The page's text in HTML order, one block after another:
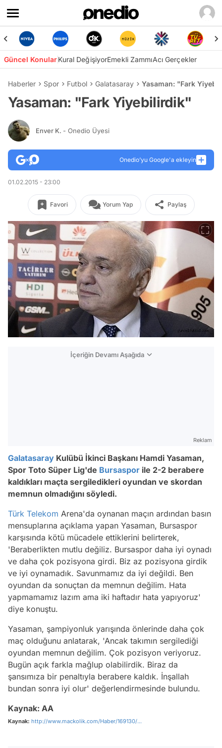
Güncel KonularKural DeğişiyorEmekli ZammıAcı Gerçekler
Haberler Spor Futbol Galatasaray Yasaman: "Fark
Yasaman: "Fark Yiyebilirdik"
Enver K. - Onedio Üyesi
Onedio’yu Google'a ekleyin
01.02.2015 - 23:00
Favori Yorum Yap Paylaş
İçeriğin Devamı Aşağıda
Reklam
Galatasaray Kulübü İkinci Başkanı Hamdi Yasaman,
Spor Toto Süper Lig'de Bursaspor ile 2-2 berabere
kaldıkları maçta sergiledikleri oyundan ve skordan
memnun olmadığını söyledi.
Türk Telekom Arena'da oynanan maçın ardından basın
mensuplarına açıklama yapan Yasaman, Bursaspor
karşısında kötü mücadele ettiklerini belirterek,
'Beraberlikten mutlu değiliz. Bursaspor daha iyi oynadı
ve daha çok pozisyona girdi. Biz az pozisyona girdik
ve iyi oynamadık. Savunmamız da iyi değildi. Ben
oyundan da sonuçtan da memnun değilim. Hata
yapmamamız lazım ama iki haftadır hata yapıyoruz'
diye konuştu.
Yasaman, şampiyonluk yarışında önlerinde daha çok
maç olduğunu anlatarak, 'Ancak takımın sergilediği
oyundan memnun değilim. Çok pozisyon veriyoruz.
Bugün açık farkla mağlup olabilirdik. Biraz da
şansımıza bir penaltıyla berabere kaldık. İnşallah
bundan sonra iyi olur' değerlendirmesinde bulundu.
Kaynak: AA
Kaynak: http://www.mackolik.com/Haber/169130/...